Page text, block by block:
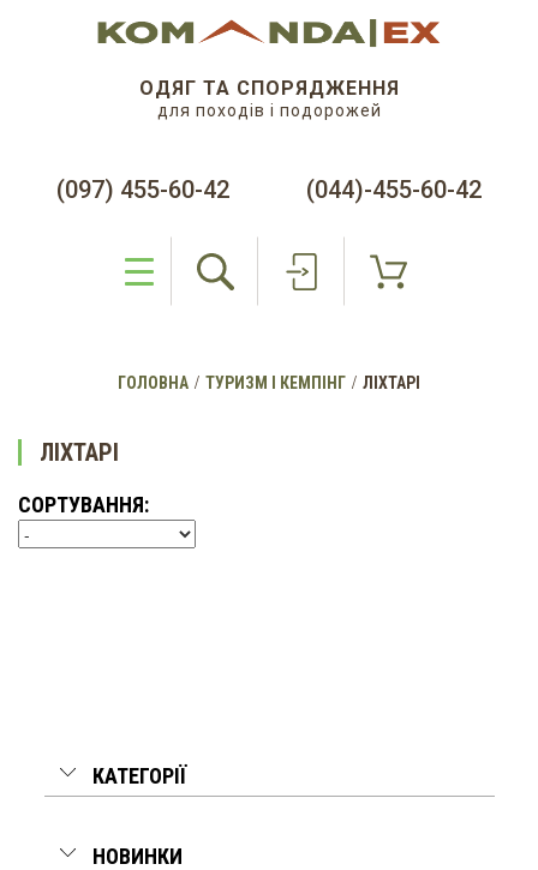
ОДЯГ ТА СПОРЯДЖЕННЯ
для походів і подорожей
(097) 455-60-42 (044)-455-60-42
ГОЛОВНА ТУРИЗМ І КЕМПІНГ ЛІХТАРІ
ЛІХТАРІ
СОРТУВАННЯ:
КАТЕГОРІЇ
НОВИНКИ